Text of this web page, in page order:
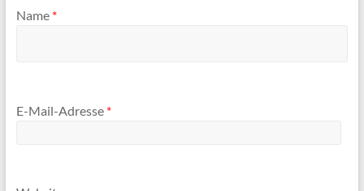
Name *
E-Mail-Adresse *